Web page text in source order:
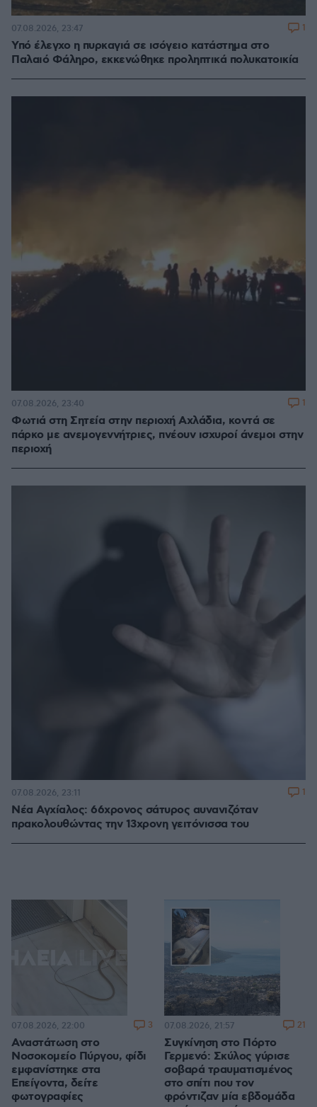
Υπό έλεγχο η πυρκαγιά σε ισόγειο κατάστημα στο
Παλαιό Φάληρο, εκκενώθηκε προληπτικά πολυκατοικία
07.08.2026, 23:47 1
Φωτιά στη Σητεία στην περιοχή Αχλάδια, κοντά σε
πάρκο με ανεμογεννήτριες, πνέουν ισχυροί άνεμοι στην
περιοχή
07.08.2026, 23:40 1
Νέα Αγχίαλος: 66χρονος σάτυρος αυνανιζόταν
πρακολουθώντας την 13χρονη γειτόνισσα του
07.08.2026, 23:11 1
Αναστάτωση στο
Νοσοκομείο Πύργου, φίδι
εμφανίστηκε στα
Επείγοντα, δείτε
φωτογραφίες
07.08.2026, 22:00 3
Συγκίνηση στο Πόρτο
Γερμενό: Σκύλος γύρισε
σοβαρά τραυματισμένος
στο σπίτι που τον
φρόντιζαν μία εβδομάδα
07.08.2026, 21:57 21